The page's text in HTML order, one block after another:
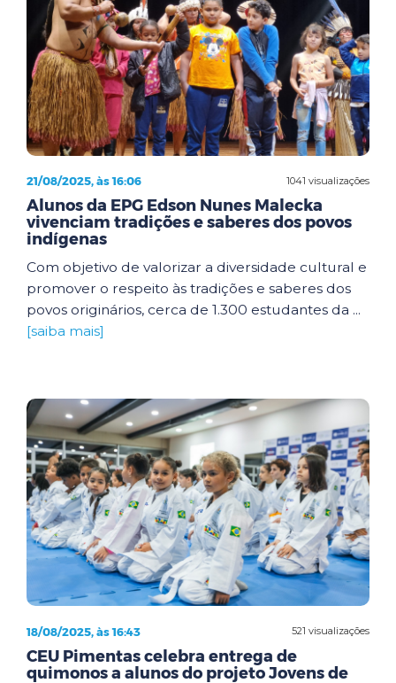
1041 visualizações
21/08/2025, às 16:06
Alunos da EPG Edson Nunes Malecka
vivenciam tradições e saberes dos povos
indígenas
Com objetivo de valorizar a diversidade cultural e
promover o respeito às tradições e saberes dos
povos originários, cerca de 1.300 estudantes da ...
[saiba mais]
521 visualizações
18/08/2025, às 16:43
CEU Pimentas celebra entrega de
quimonos a alunos do projeto Jovens de